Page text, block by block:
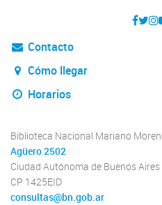
Contacto
Cómo llegar
Horarios
Biblioteca Nacional Mariano
Agüero 2502
Ciudad Autónoma de Buenos Aires
CP 1425EID
consultas@bn.gob.ar